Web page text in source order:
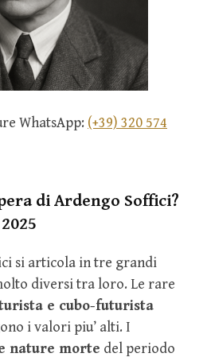
WhatsApp: (+39) 320 574
di Ardengo Soffici?
si articola in tre grandi
diversi tra loro. Le rare
e cubo-futurista
i valori piu’ alti. I
nature morte del periodo